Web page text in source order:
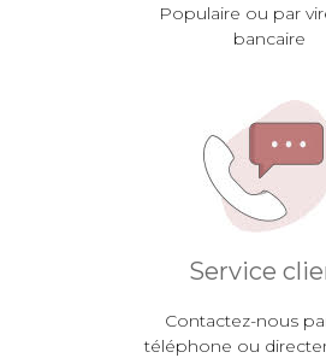
Populaire ou par
bancaire
Service
Contactez-nous
téléphone ou